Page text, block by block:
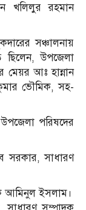
খলিলুর রহমান
সঞ্চালনায়
উপজেলা
আঃ হান্নান
ভৌমিক, সহ-
পরিষদের
সরকার, সাধারণ
আমিনুল ইসলাম।